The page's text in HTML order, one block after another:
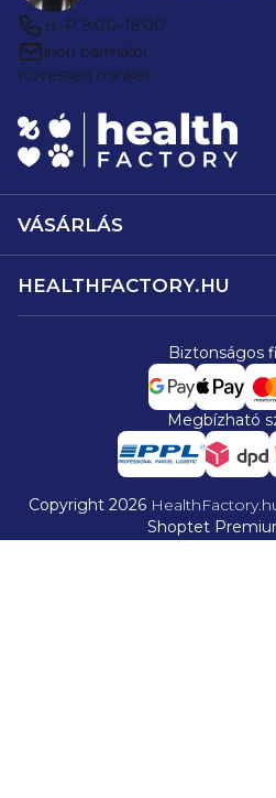
H–P 9:00–16:00
írjon bármikor
Kövessen minket:
VÁSÁRLÁS
HEALTHFACTORY.HU
Biztonságos
Megbízható
Shoptet
Copyright 2026